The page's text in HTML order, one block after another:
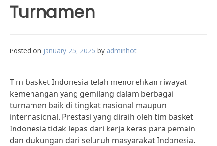
Turnamen
Posted on January 25, 2025 by adminhot
Tim basket Indonesia telah menorehkan riwayat
kemenangan yang gemilang dalam berbagai
turnamen baik di tingkat nasional maupun
internasional. Prestasi yang diraih oleh tim basket
Indonesia tidak lepas dari kerja keras para pemain
dan dukungan dari seluruh masyarakat Indonesia.